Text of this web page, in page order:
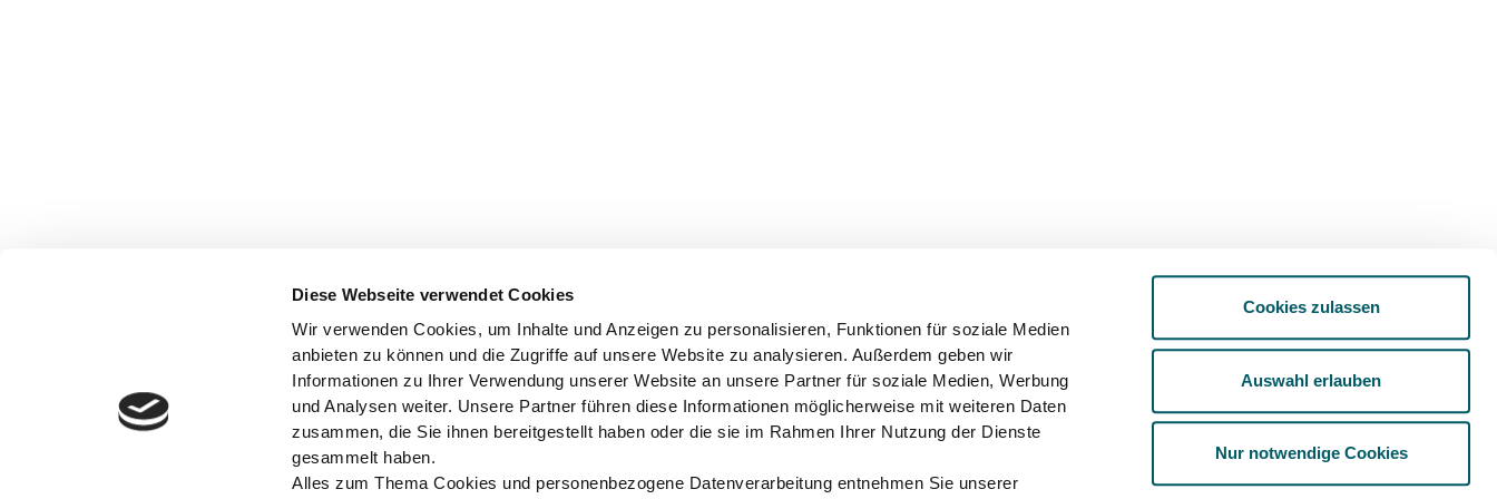
Diese Webseite verwendet Cookies
Wir verwenden Cookies, um Inhalte und Anzeigen zu personalisieren, Funktionen für soziale Medien
anbieten zu können und die Zugriffe auf unsere Website zu analysieren. Außerdem geben wir
Informationen zu Ihrer Verwendung unserer Website an unsere Partner für soziale Medien, Werbung
und Analysen weiter. Unsere Partner führen diese Informationen möglicherweise mit weiteren Daten
zusammen, die Sie ihnen bereitgestellt haben oder die sie im Rahmen Ihrer Nutzung der Dienste
gesammelt haben.
Alles zum Thema Cookies und personenbezogene Datenverarbeitung entnehmen Sie unserer
Cookies zulassen
Auswahl erlauben
Nur notwendige Cookies